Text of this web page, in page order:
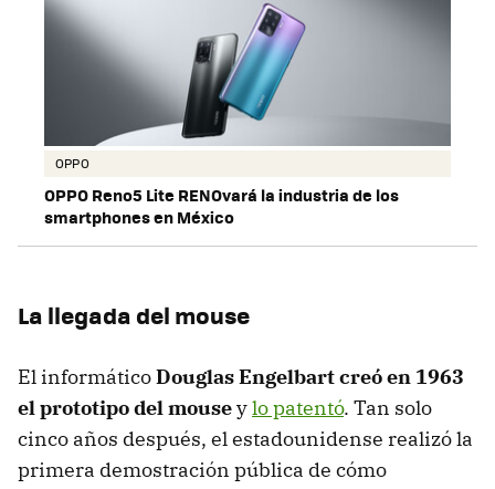
OPPO
OPPO Reno5 Lite RENOvará la industria de los
smartphones en México
La llegada del mouse
El informáticoDouglas Engelbart creó en 1963
el prototipo del mouseylo patentó. Tan solo
cinco años después, el estadounidense realizó la
primera demostración pública de cómo